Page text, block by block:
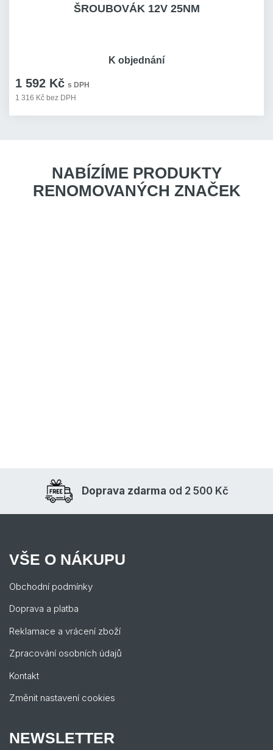
ŠROUBOVÁK 12V 25NM
1 592 Kč s DPH
1 316 Kč bez DPH
K objednání
NABÍZÍME PRODUKTY
RENOMOVANÝCH ZNAČEK
Doprava zdarma od 2 500 Kč
VŠE O NÁKUPU
Obchodní podmínky
Doprava a platba
Reklamace a vrácení zboží
Zpracování osobních údajů
Kontakt
Změnit nastavení cookies
NEWSLETTER